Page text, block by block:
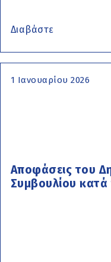
Διαβάστε
1 Ιανουαρίου 2026
Αποφάσεις του
Συμβουλίου κατά